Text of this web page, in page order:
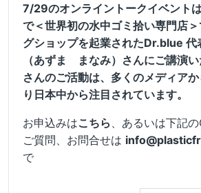
7/29のオンライントークイベント
で＜世界初の水中ゴミ拾い専門店
グショップを起業されたDr.blue 代
（あずま まなみ）さんにご講演
さんのご活動は、多くのメディア
り日本中から注目されています。
お申込みはこちら 、あるいは下記
ご質問、お問合せは
で